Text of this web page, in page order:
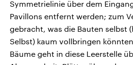
Symmetrielinie über dem
Pavillons entfernt werden; zum
gebracht, was die Bauten selbst
Selbst) kaum vollbringen
Bäume geht in diese Leerstelle